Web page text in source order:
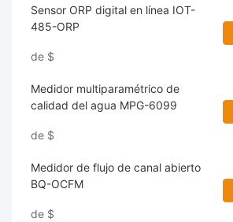
Sensor ORP digital en línea IOT-
485-ORP
de $
Medidor multiparamétrico de
calidad del agua MPG-6099
de $
Medidor de flujo de canal abierto
BQ-OCFM
de $